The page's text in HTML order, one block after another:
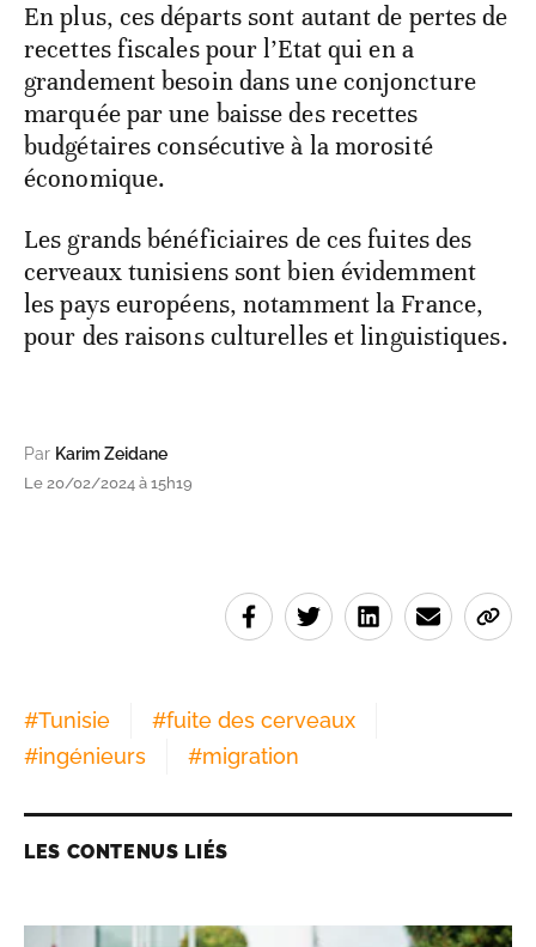
En plus, ces départs sont autant de pertes de
recettes fiscales pour l’Etat qui en a
grandement besoin dans une conjoncture
marquée par une baisse des recettes
budgétaires consécutive à la morosité
économique.
Les grands bénéficiaires de ces fuites des
cerveaux tunisiens sont bien évidemment
les pays européens, notamment la France,
pour des raisons culturelles et linguistiques.
Par Karim Zeidane
Le 20/02/2024 à 15h19
#Tunisie #fuite des cerveaux
#ingénieurs #migration
LES CONTENUS LIÉS